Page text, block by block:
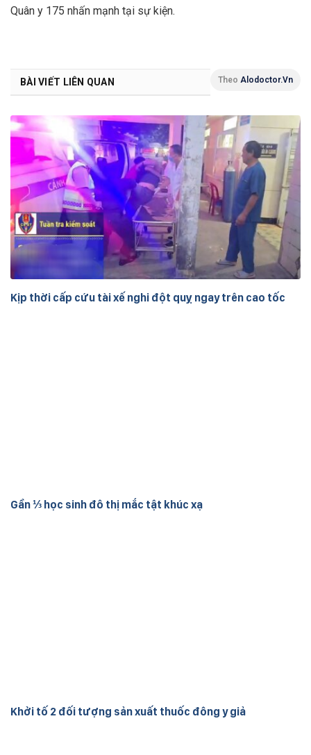
Quân y 175 nhấn mạnh tại sự kiện.
Theo Alodoctor.vn
BÀI VIẾT LIÊN QUAN
Kịp thời cấp cứu tài xế nghi đột quỵ ngay trên cao tốc
Gần ⅓ học sinh đô thị mắc tật khúc xạ
Khởi tố 2 đối tượng sản xuất thuốc đông y giả